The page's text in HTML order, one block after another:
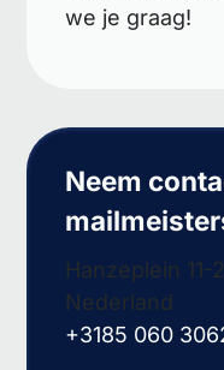
we je graag!
Neem
Hanzeplein 11-
Nederland
+3185 060